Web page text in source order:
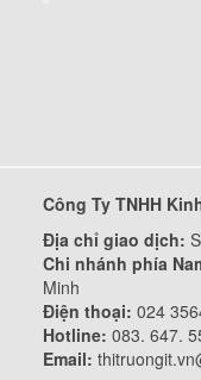
Bàn
Công Ty TNHH
Địa chỉ giao dịch:
Chi nhánh phía
Minh
Điện thoại: 024
Hotline: 083. 647.
Email: